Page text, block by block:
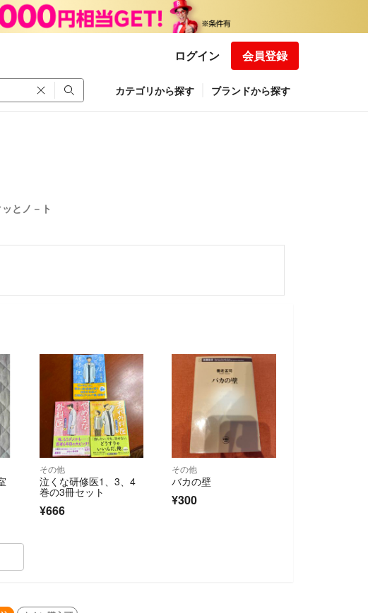
ログイン 会員登録
カテゴリから探す ブランドから探す
とノ－ト
その他
泣くな研修医1、3、4
巻の3冊セット
¥666
その他
バカの壁
¥300